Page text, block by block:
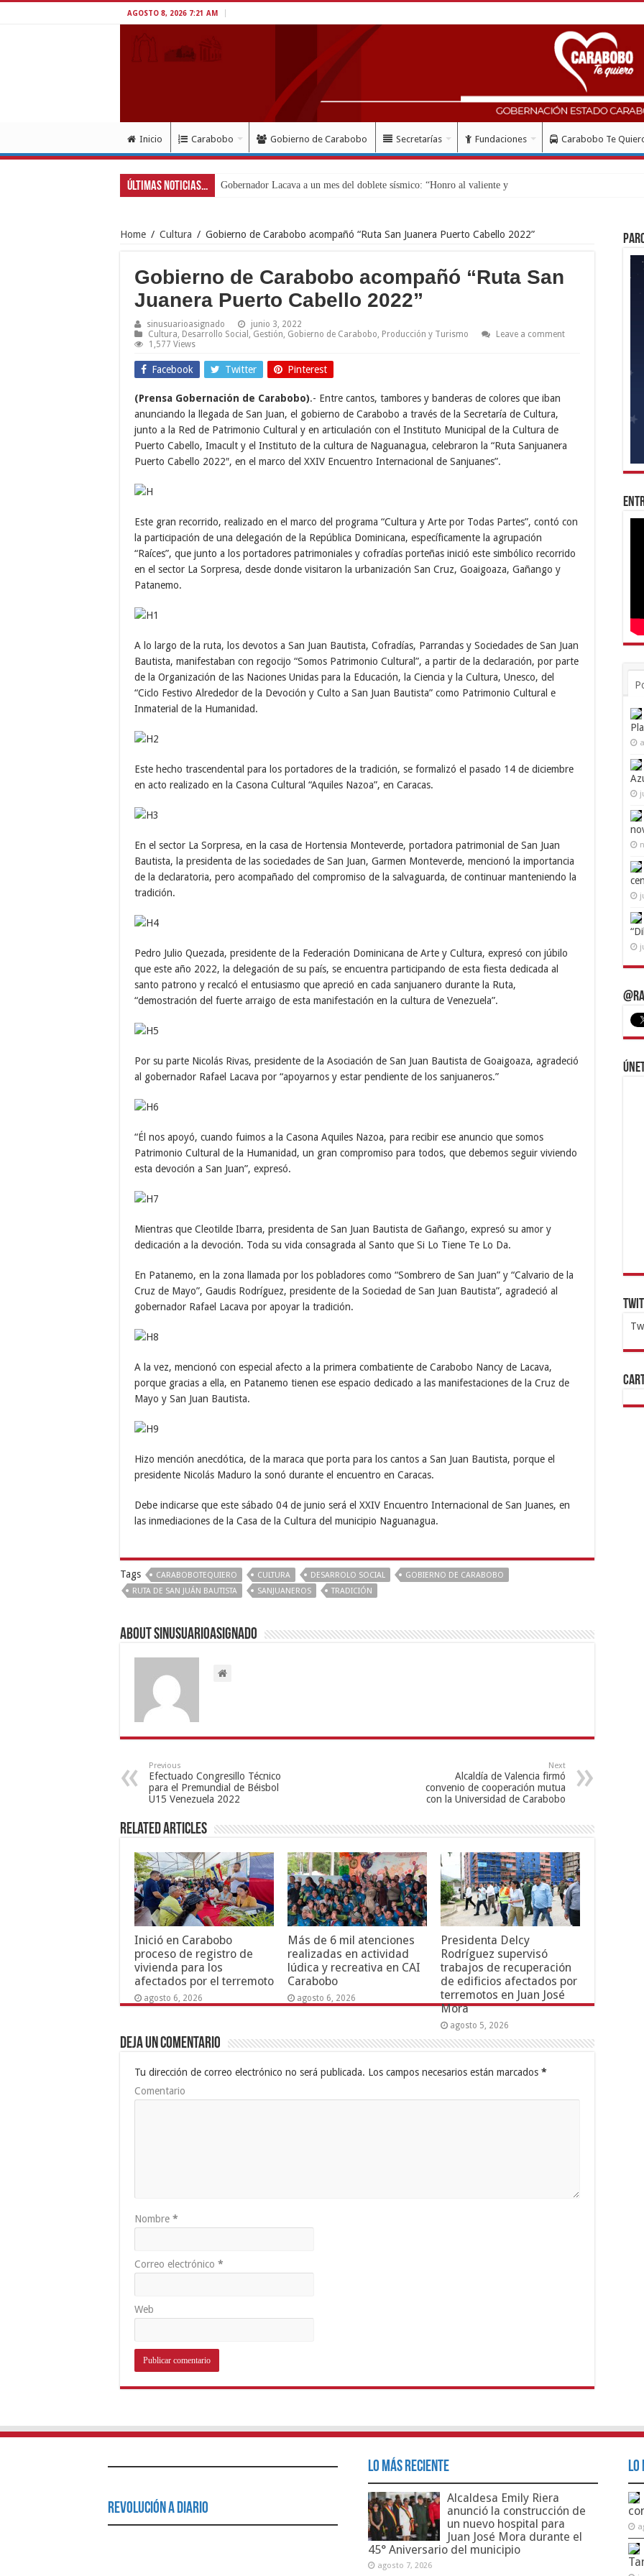
AGOSTO 8, 2026 7:21 AM
Inicio Carabobo Gobierno de Carabobo Secretarías Fundaciones Carabobo Te
Últimas Noticias...
Home / Cultura / Gobierno de Carabobo acompañó “Ruta San Juanera Puerto Cabello 2022”
Gobierno de Carabobo acompañó “Ruta San
Juanera Puerto Cabello 2022”
sinusuarioasignado
junio 3, 2022
Cultura Desarrollo Social Gestión Gobierno de Carabobo Producción y Turismo
Leave a comment
1,577 Views
Facebook Twitter Pinterest
(Prensa Gobernación de Carabobo).- Entre cantos, tambores y banderas de colores que iban
anunciando la llegada de San Juan, el gobierno de Carabobo a través de la Secretaría de Cultura,
junto a la Red de Patrimonio Cultural y en articulación con el Instituto Municipal de la Cultura de
Puerto Cabello, Imacult y el Instituto de la cultura de Naguanagua, celebraron la “Ruta Sanjuanera
Puerto Cabello 2022″, en el marco del XXIV Encuentro Internacional de Sanjuanes”.
Este gran recorrido, realizado en el marco del programa “Cultura y Arte por Todas Partes”, contó con
la participación de una delegación de la República Dominicana, específicamente la agrupación
“Raíces”, que junto a los portadores patrimoniales y cofradías porteñas inició este simbólico recorrido
en el sector La Sorpresa, desde donde visitaron la urbanización San Cruz, Goaigoaza, Gañango y
Patanemo.
A lo largo de la ruta, los devotos a San Juan Bautista, Cofradías, Parrandas y Sociedades de San Juan
Bautista, manifestaban con regocijo “Somos Patrimonio Cultural”, a partir de la declaración, por parte
de la Organización de las Naciones Unidas para la Educación, la Ciencia y la Cultura, Unesco, del
“Ciclo Festivo Alrededor de la Devoción y Culto a San Juan Bautista” como Patrimonio Cultural e
Inmaterial de la Humanidad.
Este hecho trascendental para los portadores de la tradición, se formalizó el pasado 14 de diciembre
en acto realizado en la Casona Cultural “Aquiles Nazoa”, en Caracas.
En el sector La Sorpresa, en la casa de Hortensia Monteverde, portadora patrimonial de San Juan
Bautista, la presidenta de las sociedades de San Juan, Garmen Monteverde, mencionó la importancia
de la declaratoria, pero acompañado del compromiso de la salvaguarda, de continuar manteniendo la
tradición.
Pedro Julio Quezada, presidente de la Federación Dominicana de Arte y Cultura, expresó con júbilo
que este año 2022, la delegación de su país, se encuentra participando de esta fiesta dedicada al
santo patrono y recalcó el entusiasmo que apreció en cada sanjuanero durante la Ruta,
“demostración del fuerte arraigo de esta manifestación en la cultura de Venezuela”.
Por su parte Nicolás Rivas, presidente de la Asociación de San Juan Bautista de Goaigoaza, agradeció
al gobernador Rafael Lacava por “apoyarnos y estar pendiente de los sanjuaneros.”
“Él nos apoyó, cuando fuimos a la Casona Aquiles Nazoa, para recibir ese anuncio que somos
Patrimonio Cultural de la Humanidad, un gran compromiso para todos, que debemos seguir viviendo
esta devoción a San Juan”, expresó.
Mientras que Cleotilde Ibarra, presidenta de San Juan Bautista de Gañango, expresó su amor y
dedicación a la devoción. Toda su vida consagrada al Santo que Si Lo Tiene Te Lo Da.
En Patanemo, en la zona llamada por los pobladores como “Sombrero de San Juan” y “Calvario de la
Cruz de Mayo”, Gaudis Rodríguez, presidente de la Sociedad de San Juan Bautista”, agradeció al
gobernador Rafael Lacava por apoyar la tradición.
A la vez, mencionó con especial afecto a la primera combatiente de Carabobo Nancy de Lacava,
porque gracias a ella, en Patanemo tienen ese espacio dedicado a las manifestaciones de la Cruz de
Mayo y San Juan Bautista.
Hizo mención anecdótica, de la maraca que porta para los cantos a San Juan Bautista, porque el
presidente Nicolás Maduro la sonó durante el encuentro en Caracas.
Debe indicarse que este sábado 04 de junio será el XXIV Encuentro Internacional de San Juanes, en
las inmediaciones de la Casa de la Cultura del municipio Naguanagua.
Tags CARABOBOTEQUIERO CULTURA DESARROLO SOCIAL
GOBIERNO DE CARABOBO
RUTA DE SAN JUÁN BAUTISTA
SANJUANEROS TRADICIÓN
About sinusuarioasignado
Previous
Efectuado Congresillo Técnico
para el Premundial de Béisbol
U15 Venezuela 2022
Next
Alcaldía de Valencia firmó
convenio de cooperación mutua
con la Universidad de Carabobo
Related Articles
Inició en Carabobo
proceso de registro de
vivienda para los
afectados por el terremoto
agosto 6, 2026
Más de 6 mil atenciones
realizadas en actividad
lúdica y recreativa en CAI
Carabobo
agosto 6, 2026
Presidenta Delcy
Rodríguez supervisó
trabajos de recuperación
de edificios afectados por
terremotos en Juan José
Mora
agosto 5, 2026
Deja un comentario
Tu dirección de correo electrónico no será publicada. Los campos necesarios están marcados *
Comentario
Nombre *
Correo electrónico *
Web
Revolución a Diario
Lo Más Reciente
Alcaldesa Emily Riera
anunció la construcción de
un nuevo hospital para
Juan José Mora durante el
45° Aniversario del municipio
agosto 7, 2026